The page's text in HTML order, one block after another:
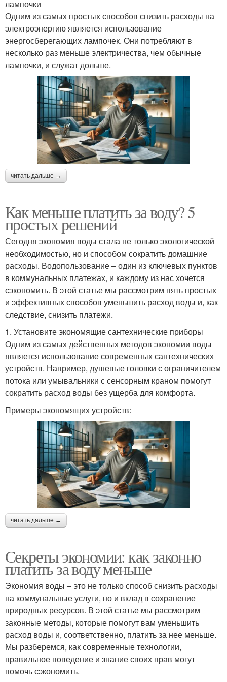
лампочки
Одним из самых простых способов снизить расходы на
электроэнергию является использование
энергосберегающих лампочек. Они потребляют в
несколько раз меньше электричества, чем обычные
лампочки, и служат дольше.
читать дальше →
Как меньше платить за воду? 5
простых решений
Сегодня экономия воды стала не только экологической
необходимостью, но и способом сократить домашние
расходы. Водопользование – один из ключевых пунктов
в коммунальных платежах, и каждому из нас хочется
сэкономить. В этой статье мы рассмотрим пять простых
и эффективных способов уменьшить расход воды и, как
следствие, снизить платежи.
1. Установите экономящие сантехнические приборы
Одним из самых действенных методов экономии воды
является использование современных сантехнических
устройств. Например, душевые головки с ограничителем
потока или умывальники с сенсорным краном помогут
сократить расход воды без ущерба для комфорта.
Примеры экономящих устройств:
читать дальше →
Секреты экономии: как законно
платить за воду меньше
Экономия воды – это не только способ снизить расходы
на коммунальные услуги, но и вклад в сохранение
природных ресурсов. В этой статье мы рассмотрим
законные методы, которые помогут вам уменьшить
расход воды и, соответственно, платить за нее меньше.
Мы разберемся, как современные технологии,
правильное поведение и знание своих прав могут
помочь сэкономить.